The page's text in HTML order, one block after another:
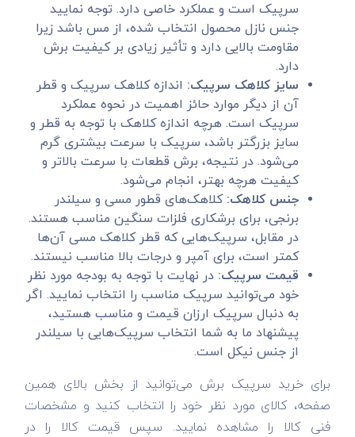
سرپیک است و عملکرد خاصی دارد. توجه نمایید
جنس نازل محصول انتخاب شده، از مس باشد زیرا
مقاومت بالایی دارد و تأثیر زیادی بر کیفیت برش
دارد.
سایز کلاهک سرپیک: اندازه کلاهک سرپیک و قطر
آن از دیگر موارد حائز اهمیت در نحوه عملکرد
سرپیک است. هرچه اندازه کلاهک با توجه به قطر و
سایز بزرگتر باشد، سرپیک با سرعت بیشتری گرم
می‌شود. در نتیجه، برش قطعات با سرعت بالاتر و
کیفیت هرچه بهتر، انجام می‌شود.
جنس کلاهک: کلاهک‌های قطور مسی و سیلندر
برنجی، برای برشکاری فلزات سنگین مناسب هستند.
در مقابل، سرپیک‌هایی که قطر کلاهک مسی آن‌ها
کمتر است، برای آمپر و درجات بالا مناسب نیستند.
قیمت سرپیک: در نهایت با توجه به بودجه مورد نظر
خود می‌توانید سرپیک مناسب را انتخاب نمایید. اگر
به دنبال سرپیک ارزان قیمت و مناسب هستید،
پیشنهاد ما به شما انتخاب سرپیک‌هایی با سیلندر
از جنس نیکل است.
برای خرید سرپیک برش می‌توانید از بخش بالای همین
صفحه، کالای مورد نظر خود را انتخاب کنید و مشخصات
فنی کالا را مشاهده نمایید. سپس قیمت کالا را در